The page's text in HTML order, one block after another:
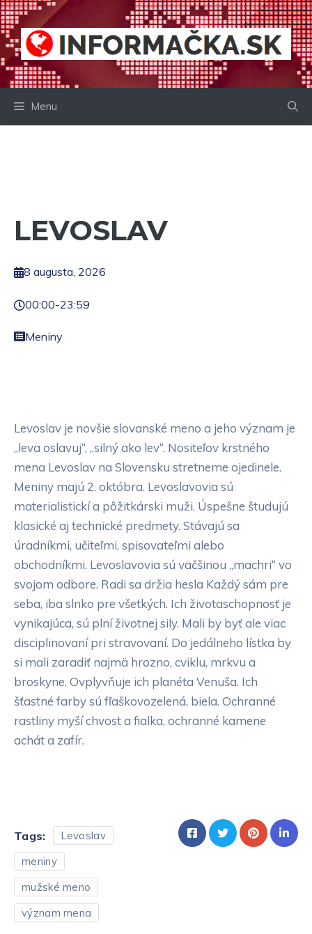
Preskočiť
na
obsah
Menu
LEVOSLAV
8 augusta, 2026
00:00-23:59
Meniny
Levoslav je novšie slovanské meno a jeho význam je
„leva oslavuj“, „silný ako lev“. Nositeľov krstného
mena Levoslav na Slovensku stretneme ojedinele.
Meniny majú 2. októbra. Levoslavovia sú
materialistickí a pôžitkárski muži. Úspešne študujú
klasické aj technické predmety. Stávajú sa
úradníkmi, učiteľmi, spisovateľmi alebo
obchodníkmi. Levoslavovia sú väčšinou „machri“ vo
svojom odbore. Radi sa držia hesla Každý sám pre
seba, iba slnko pre všetkých. Ich životaschopnosť je
vynikajúca, sú plní životnej sily. Mali by byť ale viac
disciplinovaní pri stravovaní. Do jedálneho lístka by
si mali zaradiť najmä hrozno, cviklu, mrkvu a
broskyne. Ovplyvňuje ich planéta Venuša. Ich
šťastné farby sú fľaškovozelená, biela. Ochranné
rastliny myší chvost a fialka, ochranné kamene
achát a zafír.
Tags:
Levoslav
meniny
mužské meno
význam mena